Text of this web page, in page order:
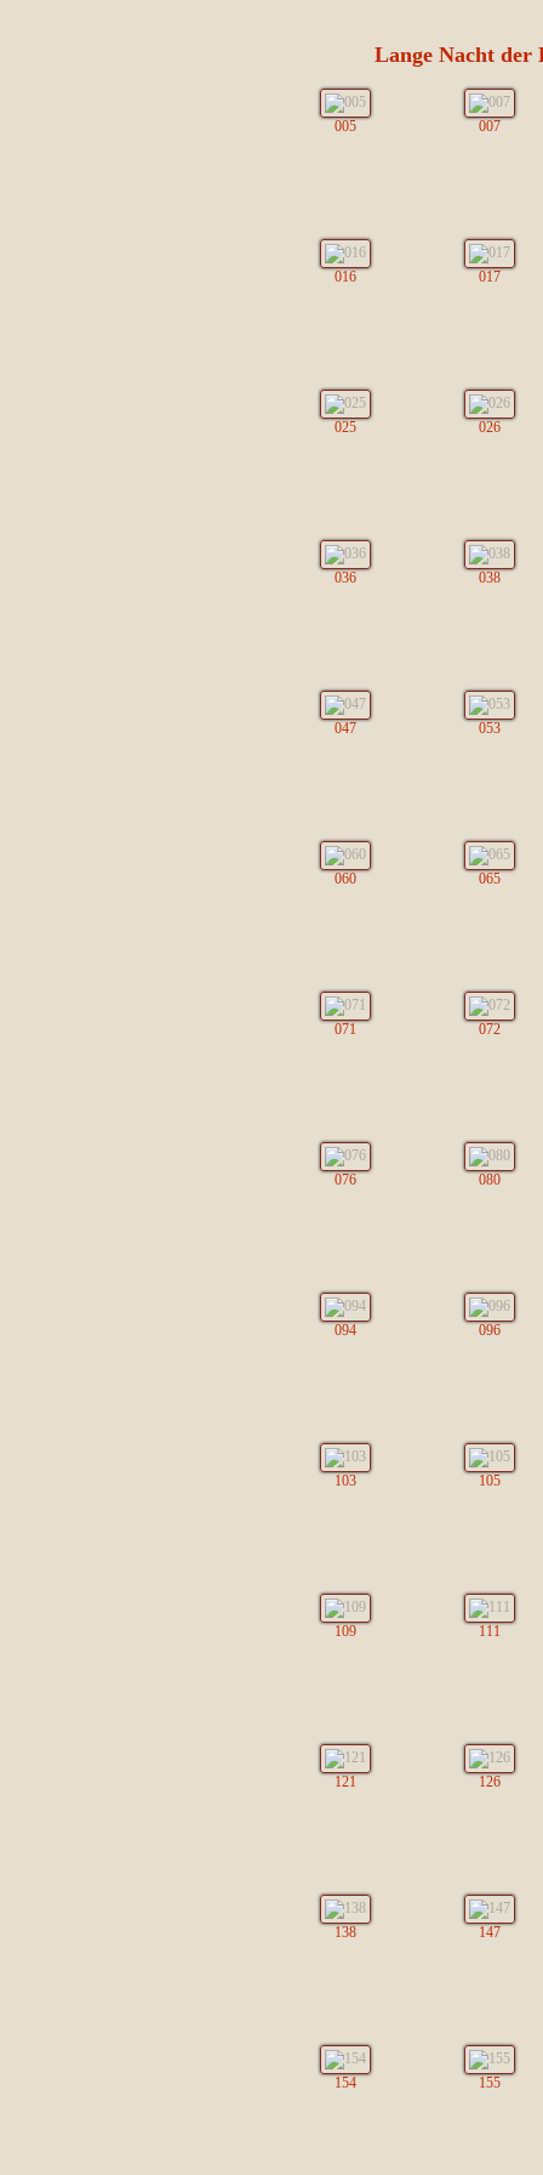
Lange Nacht der
005 007
016 017
025 026
036 038
047 053
060 065
071 072
076 080
094 096
103 105
109 111
121 126
138 147
154 155